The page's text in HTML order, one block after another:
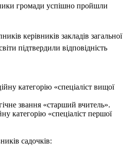
громади успішно пройшли
керівників закладів загальної
підтвердили відповідність
категорію «спеціаліст вищої
звання «старший вчитель».
категорію «спеціаліст першої
садочків: